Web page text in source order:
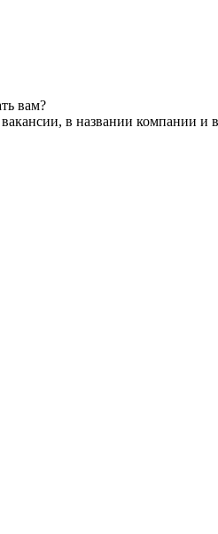
вам?
в названии компании и